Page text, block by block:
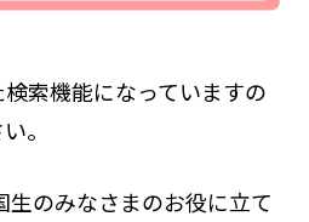
索機能になっていますの
。
のみなさまのお役に立て